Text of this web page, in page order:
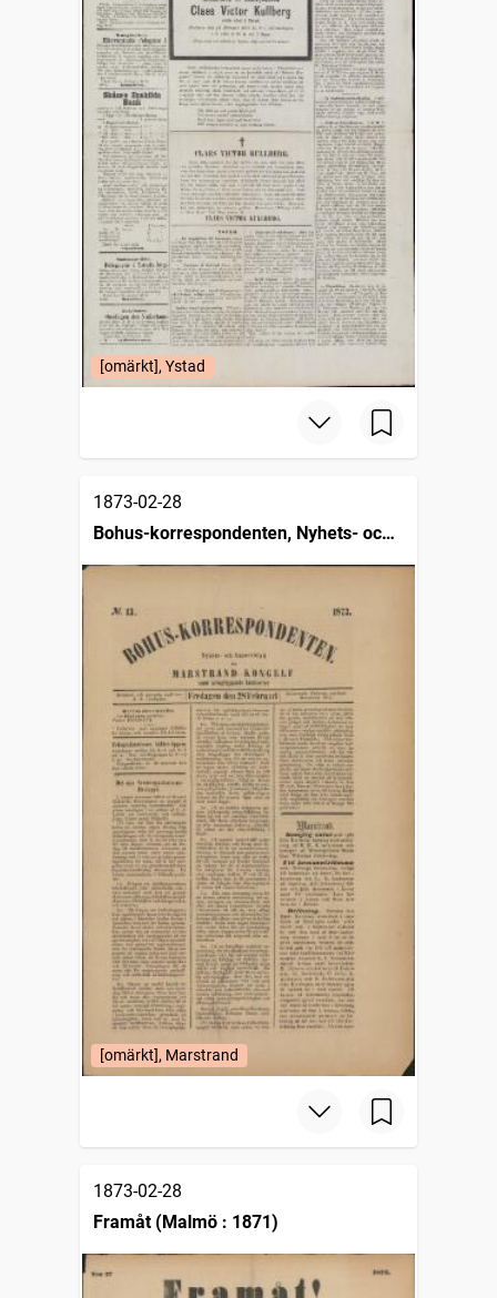
[omärkt], Ystad
1873-02-28
Bohus-korrespondenten, Nyhets- och
annonsblad för Marstrand, Kongelf
[omärkt], Marstrand
1873-02-28
Framåt (Malmö : 1871)